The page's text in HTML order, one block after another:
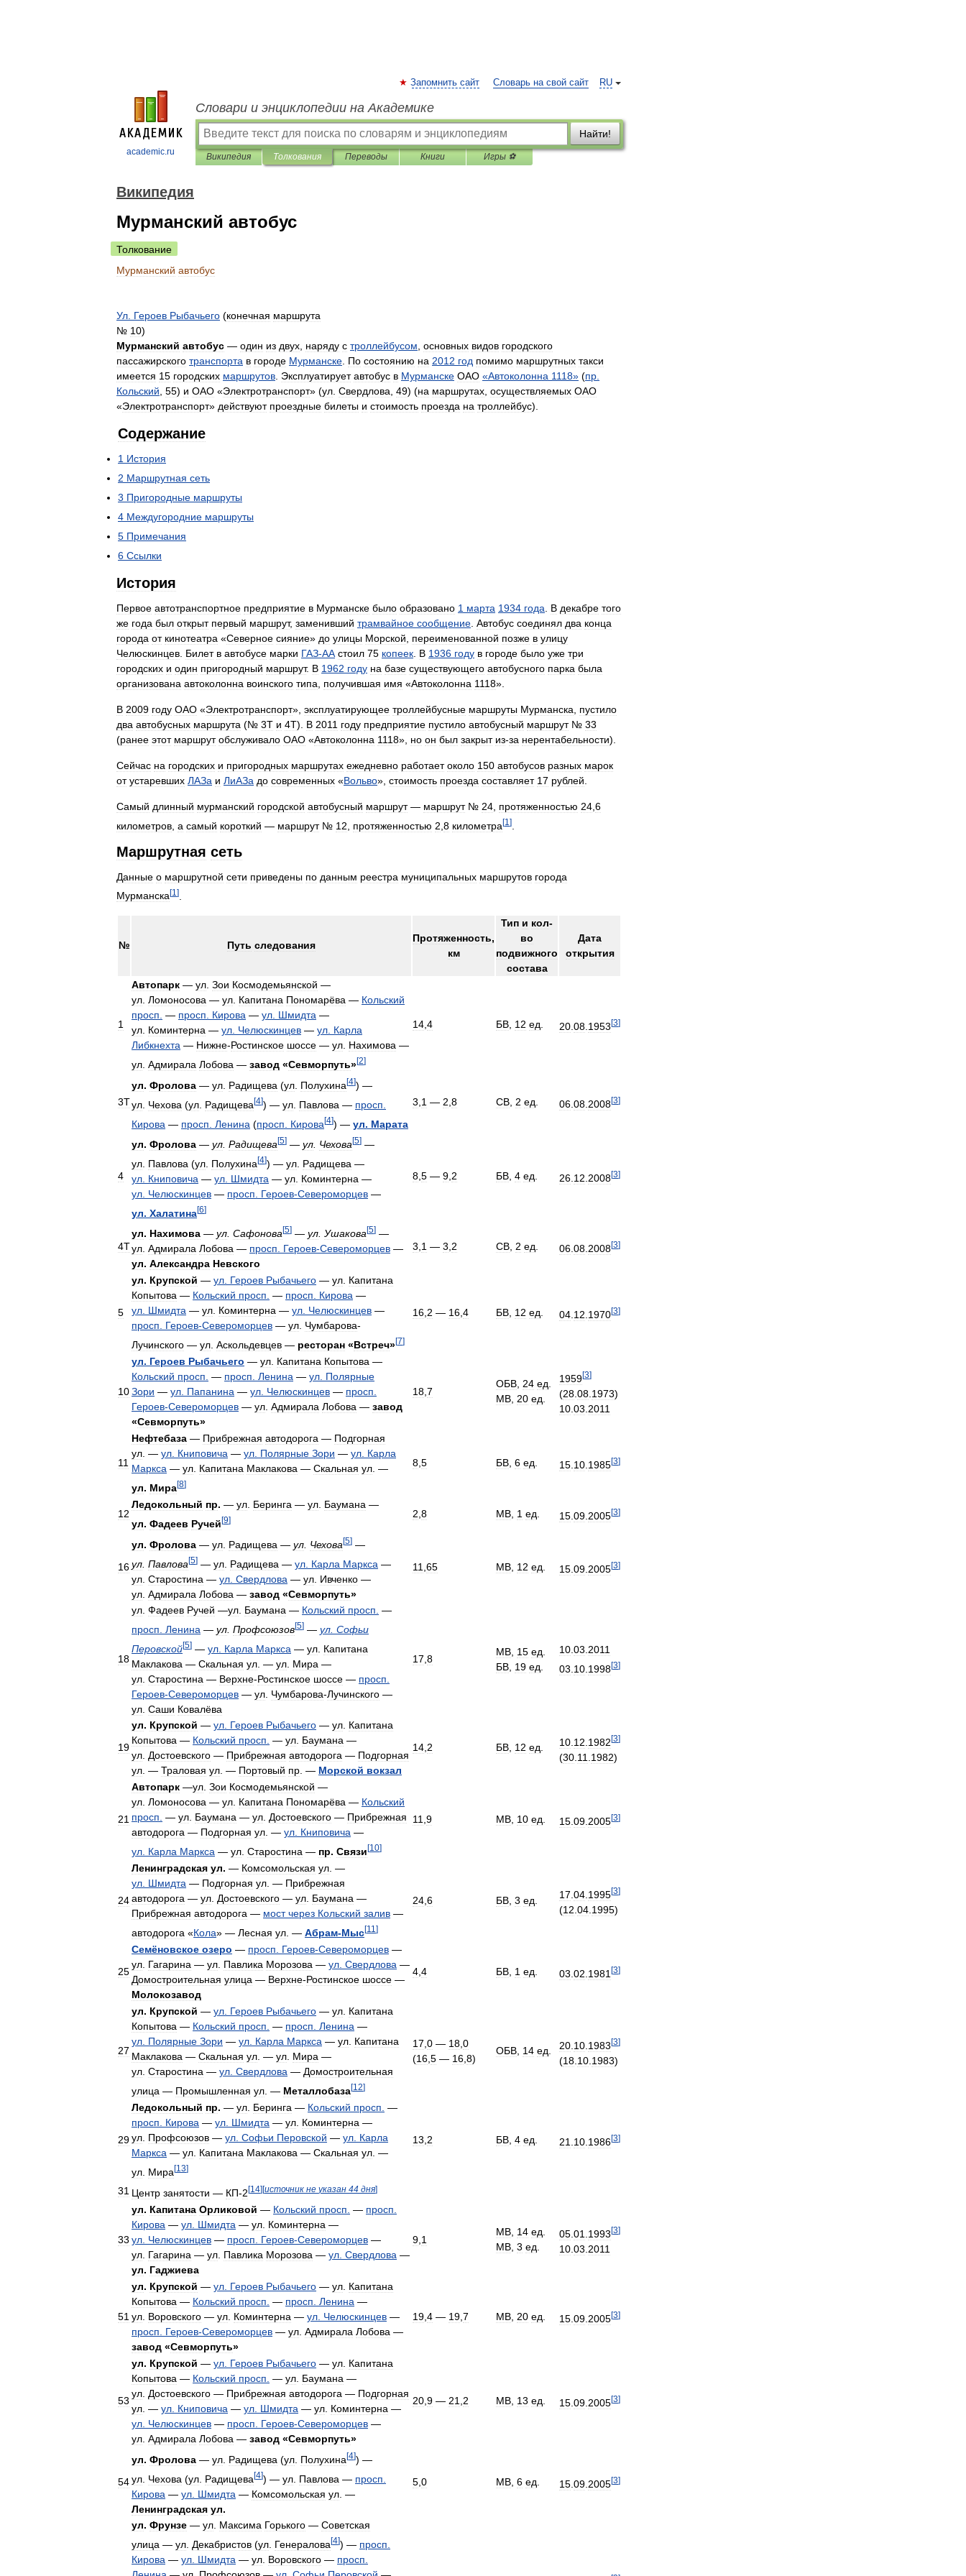
academic.ru
RU
Запомнить сайт Словарь на свой сайт
Словари и энциклопедии на Академике
Найти!
Википедия Толкования Переводы Книги Игры ⚽
Википедия
Мурманский автобус
Толкование
Мурманский автобус
Ул Героев Рыбачьего (конечная маршрута
№ 10)
Мурманский автобус — один из двух наряду с троллейбусом основных видов городского
пассажирского транспорта в городе Мурманске По состоянию на 2012 год помимо маршрутных такси
имеется 15 городских маршрутов Эксплуатирует автобус в Мурманске ОАО «Автоколонна 1118» (пр
Кольский 55) и ОАО «Электротранспорт» (ул Свердлова 49) (на маршрутах осуществляемых ОАО
«Электротранспорт» действуют проездные билеты и стоимость проезда на троллейбус).
Содержание
1 История
2 Маршрутная сеть
3 Пригородные маршруты
4 Междугородние маршруты
5 Примечания
6 Ссылки
История
Первое автотранспортное предприятие в Мурманске было образовано 1 марта 1934 года В декабре того
же года был открыт первый маршрут, заменивший трамвайное сообщение Автобус соединял два конца
города от кинотеатра «Северное сияние» до улицы Морской переименованной позже в улицу
Челюскинцев Билет в автобусе марки ГАЗ-АА стоил 75 копеек В 1936 году в городе было уже три
городских и один пригородный маршрут. В 1962 году на базе существующего автобусного парка была
организована автоколонна воинского типа получившая имя «Автоколонна 1118».
В 2009 году ОАО «Электротранспорт», эксплуатирующее троллейбусные маршруты Мурманска
пустило
два автобусных маршрута (№ 3Т и 4Т). В 2011 году предприятие пустило автобусный маршрут№ 33
(ранее этот маршрут обслуживало ОАО «Автоколонна 1118», но он был закрыт из-за нерентабельности).
Сейчас на городских и пригородных маршрутах ежедневно работает около 150 автобусов разных марок
от устаревших ЛАЗа и ЛиАЗа до современных «Вольво», стоимость проезда составляет 17 рублей
Самый длинный мурманский городской автобусный маршрут— маршрут№ 24 протяженностью 24 6
километров а самый короткий — маршрут№ 12 протяженностью 2 8 километра[1 ]
Маршрутная сеть
Данные о маршрутной сети приведены по данным реестра муниципальных маршрутов города
Мурманска[1 ]
№ Путь следования
Протяженность,
км
Тип и кол-
во
подвижного
состава
Дата
открытия
1
Автопарк — ул. Зои Космодемьянской —
ул. Ломоносова — ул. Капитана Пономарёва — Кольский
просп. — просп. Кирова — ул. Шмидта —
ул. Коминтерна — ул. Челюскинцев — ул. Карла
Либкнехта — Нижне-Ростинское шоссе — ул. Нахимова —
ул Адмирала Лобова — завод «Севморпуть»[2]
14,4 БВ, 12 ед. 20 08 1953 [3]
3Т
ул. Фролова — ул Радищева (ул Полухина [4]) —
ул Чехова (ул Радищева[4]) — ул Павлова — просп
Кирова — просп Ленина (просп Кирова[4]) — ул. Марата
3,1 — 2,8 СВ, 2 ед. 06 08 2008[3]
4
ул. Фролова — ул Радищева [5] — ул Чехова [5] —
ул Павлова (ул Полухина[4]) — ул Радищева —
ул Книповича — ул Шмидта — ул Коминтерна —
ул Челюскинцев — просп Героев-Североморцев —
ул. Халатина[6]
8,5 — 9,2 БВ, 4 ед. 26 12 2008[3]
4Т
ул. Нахимова — ул Сафонова [5] — ул Ушакова [5] —
ул Адмирала Лобова — просп Героев-Североморцев —
ул. Александра Невского
3,1 — 3,2 СВ, 2 ед. 06 08 2008[3]
5
ул. Крупской — ул. Героев Рыбачьего — ул. Капитана
Копытова — Кольский просп. — просп. Кирова —
ул. Шмидта — ул. Коминтерна — ул. Челюскинцев —
просп. Героев-Североморцев — ул. Чумбарова-
Лучинского — ул Аскольдевцев — ресторан «Встреч»[7]
16,2 — 16,4 БВ, 12 ед. 04 12 1970[3]
10
ул. Героев Рыбачьего — ул. Капитана Копытова —
Кольский просп. — просп. Ленина — ул. Полярные
Зори — ул. Папанина — ул. Челюскинцев — просп.
Героев-Североморцев — ул. Адмирала Лобова — завод
«Севморпуть»
18,7
ОБВ, 24 ед.
МВ, 20 ед.
1959[3]
(28 08 1973)
10 03 2011
11
Нефтебаза — Прибрежная автодорога — Подгорная
ул. — ул. Книповича — ул. Полярные Зори — ул. Карла
Маркса — ул. Капитана Маклакова — Скальная ул. —
ул. Мира[8]
8,5 БВ, 6 ед. 15 10 1985[3]
12
Ледокольный пр. — ул. Беринга — ул. Баумана —
ул. Фадеев Ручей [9]
2,8 МВ, 1 ед. 15 09 2005[3]
16
ул. Фролова — ул Радищева — ул Чехова [5] —
ул Павлова[5] — ул Радищева — ул Карла Маркса —
ул Старостина — ул Свердлова — ул Ивченко —
ул Адмирала Лобова — завод «Севморпуть»
11,65 МВ, 12 ед. 15 09 2005[3]
18
ул. Фадеев Ручей —ул. Баумана — Кольский просп. —
просп Ленина — ул Профсоюзов[5] — ул Софьи
Перовской[5] — ул Карла Маркса — ул Капитана
Маклакова — Скальная ул . — ул Мира —
ул Старостина — Верхне-Ростинское шоссе — просп
Героев-Североморцев — ул Чумбарова-Лучинского —
ул Саши Ковалёва
17,8
МВ, 15 ед.
БВ, 19 ед.
10.03.2011
03 10 1998[3]
19
ул. Крупской — ул. Героев Рыбачьего — ул. Капитана
Копытова — Кольский просп. — ул. Баумана —
ул. Достоевского — Прибрежная автодорога — Подгорная
ул. — Траловая ул. — Портовый пр. — Морской вокзал
14,2 БВ, 12 ед. 10 12 1982 [3]
(30 11 1982)
21
Автопарк —ул. Зои Космодемьянской —
ул. Ломоносова — ул. Капитана Пономарёва — Кольский
просп. — ул. Баумана — ул. Достоевского — Прибрежная
автодорога — Подгорная ул. — ул. Книповича —
ул Карла Маркса — ул Старостина — пр. Связи [10]
11,9 МВ, 10 ед. 15 09 2005[3]
24
Ленинградская ул. — Комсомольская ул. —
ул. Шмидта — Подгорная ул. — Прибрежная
автодорога — ул. Достоевского — ул. Баумана —
Прибрежная автодорога — мост через Кольский залив —
автодорога «Кола» — Лесная ул . — Абрам-Мыс[11 ]
24,6 БВ, 3 ед.
17 04 1995[3]
(12 04 1995)
25
Семёновское озеро — просп. Героев-Североморцев —
ул. Гагарина — ул. Павлика Морозова — ул. Свердлова —
Домостроительная улица — Верхне-Ростинское шоссе —
Молокозавод
4,4 БВ, 1 ед. 03 02 1981 [3]
27
ул. Крупской — ул. Героев Рыбачьего — ул. Капитана
Копытова — Кольский просп. — просп. Ленина —
ул. Полярные Зори — ул. Карла Маркса — ул. Капитана
Маклакова — Скальная ул. — ул. Мира —
ул. Старостина — ул. Свердлова — Домостроительная
улица — Промышленная ул . — Металлобаза[12]
17,0 — 18,0
(16,5 — 16,8)
ОБВ, 14 ед. 20 10 1983 [3]
(18 10 1983)
29
Ледокольный пр. — ул. Беринга — Кольский просп. —
просп. Кирова — ул. Шмидта — ул. Коминтерна —
ул. Профсоюзов — ул. Софьи Перовской — ул. Карла
Маркса — ул. Капитана Маклакова — Скальная ул. —
ул Мира [13]
13,2 БВ, 4 ед. 21 10 1986[3]
31 Центр занятости — КП-2 [14] [источник не указан 44 дня]
33
ул. Капитана Орликовой — Кольский просп. — просп.
Кирова — ул. Шмидта — ул. Коминтерна —
ул. Челюскинцев — просп. Героев-Североморцев —
ул. Гагарина — ул. Павлика Морозова — ул. Свердлова —
ул. Гаджиева
9,1
МВ, 14 ед.
МВ, 3 ед.
05 01 1993 [3]
10 03 2011
51
ул. Крупской — ул. Героев Рыбачьего — ул. Капитана
Копытова — Кольский просп. — просп. Ленина —
ул. Воровского — ул. Коминтерна — ул. Челюскинцев —
просп. Героев-Североморцев — ул. Адмирала Лобова —
завод «Севморпуть»
19,4 — 19,7 МВ, 20 ед. 15 09 2005[3]
53
ул. Крупской — ул. Героев Рыбачьего — ул. Капитана
Копытова — Кольский просп. — ул. Баумана —
ул. Достоевского — Прибрежная автодорога — Подгорная
ул. — ул. Книповича — ул. Шмидта — ул. Коминтерна —
ул. Челюскинцев — просп. Героев-Североморцев —
ул. Адмирала Лобова — завод «Севморпуть»
20,9 — 21,2 МВ, 13 ед. 15 09 2005[3]
54
ул. Фролова — ул Радищева (ул Полухина [4]) —
ул Чехова (ул Радищева[4]) — ул Павлова — просп
Кирова — ул Шмидта — Комсомольская ул . —
Ленинградская ул.
5,0 МВ, 6 ед. 15 09 2005[3]
ул. Фрунзе — ул. Максима Горького — Советская
улица — ул Декабристов (ул Генералова [4]) — просп
Кирова — ул Шмидта — ул Воровского — просп